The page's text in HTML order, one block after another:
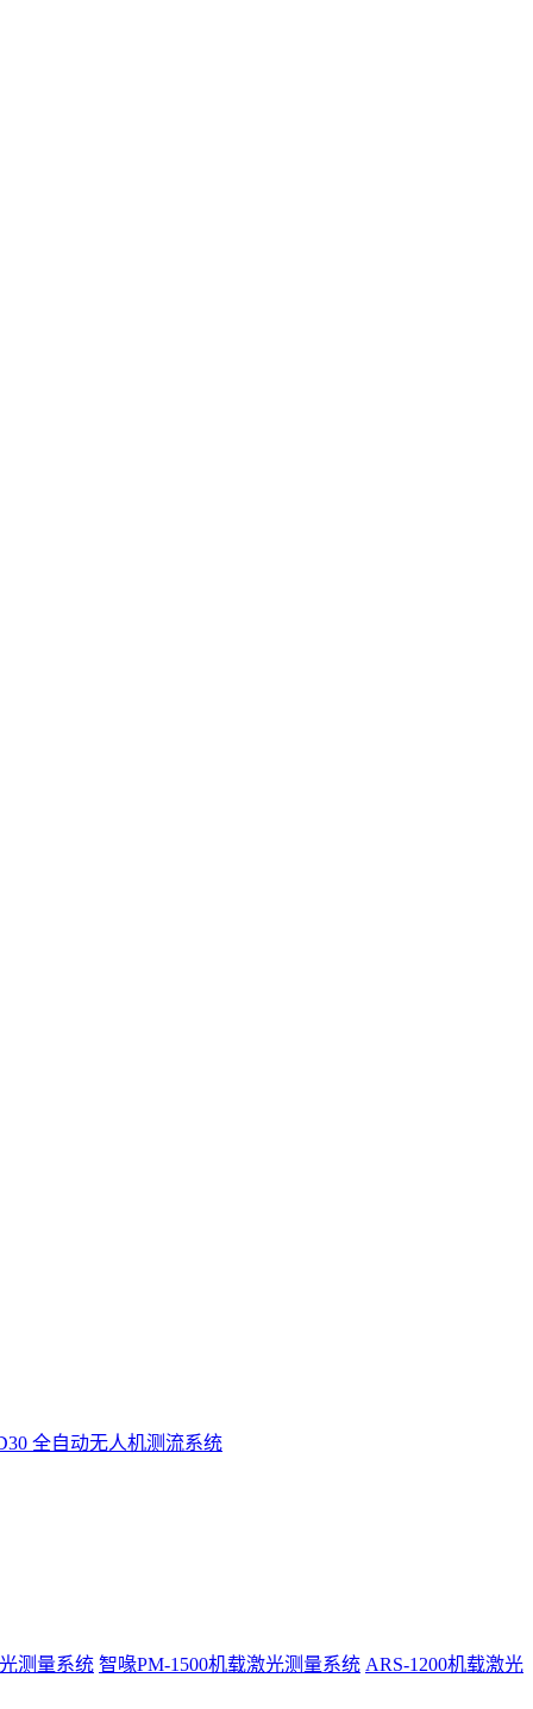
全自动无人机测流系统
测量系统 智喙PM-1500机载激光测量系统 ARS-1200机载激光